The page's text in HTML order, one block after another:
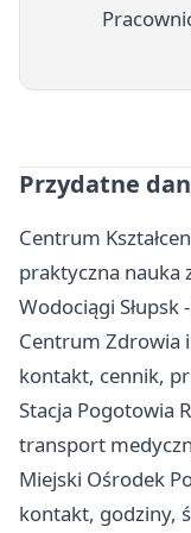
Przydatne
Centrum
praktyczna nauka
Wodociągi
Centrum Zdrowia i
kontakt, cennik,
Stacja Pogotowia
transport
Miejski Ośrodek
kontakt, godziny,